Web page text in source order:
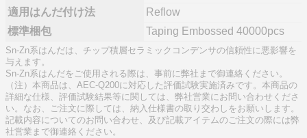
適用はんだ付け法
Reflow
標準梱包
Taping Embossed 40000pcs
Sn-Zn系はんだは、チップ積層セラミックコンデンサの信頼性に悪影響を
与えます。
Sn-Zn系はんだをご使用される際は、事前に弊社まで御連絡ください。
（注）本商品は、AEC-Q200に対応した評価試験実施済みです。本商品の
詳細な仕様、評価試験結果等に関しては、弊社営業にお問い合わせくださ
い。なお、ご注文に際しては、納入仕様書の取り交わしをお願いします。
記載内容についてのお問い合わせ、及び記載アイテムのご注文の際には弊
社営業まで御連絡ください。